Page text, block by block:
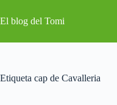
al
contenido
El blog del Tomi
Etiqueta cap de Cavalleria